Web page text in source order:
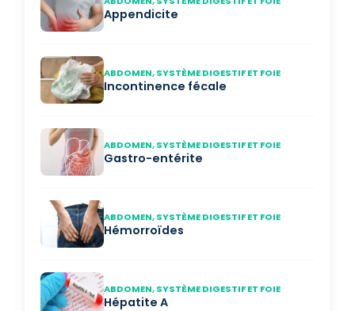
Appendicite
ABDOMEN, SYSTÈME DIGESTIF ET FOIE
Incontinence fécale
ABDOMEN, SYSTÈME DIGESTIF ET FOIE
Gastro-entérite
ABDOMEN, SYSTÈME DIGESTIF ET FOIE
Hémorroïdes
ABDOMEN, SYSTÈME DIGESTIF ET FOIE
Hépatite A